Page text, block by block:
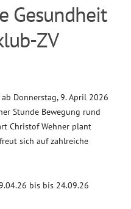
Gesundheit
ZV
Donnerstag, 9. April 2026
Stunde Bewegung rund
Christof Wehner plant
sich auf zahlreiche
bis bis 24.09.26